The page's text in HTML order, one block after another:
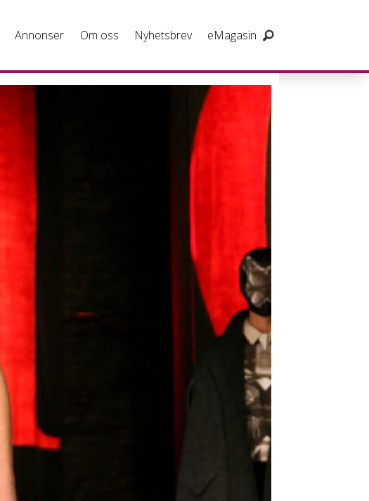
Annonser Om oss Nyhetsbrev eMagasin